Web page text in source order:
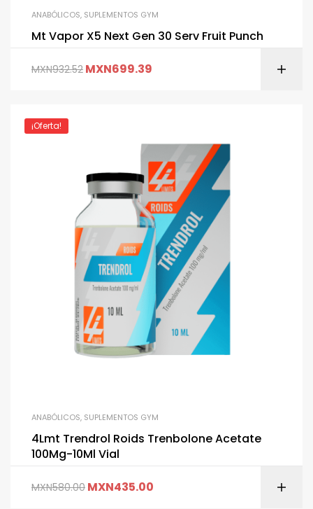
ANABÓLICOS, SUPLEMENTOS GYM
Mt Vapor X5 Next Gen 30 Serv Fruit Punch
MXN932.52 MXN699.39
¡Oferta!
ANABÓLICOS, SUPLEMENTOS GYM
4Lmt Trendrol Roids Trenbolone Acetate
100Mg-10Ml Vial
MXN580.00 MXN435.00